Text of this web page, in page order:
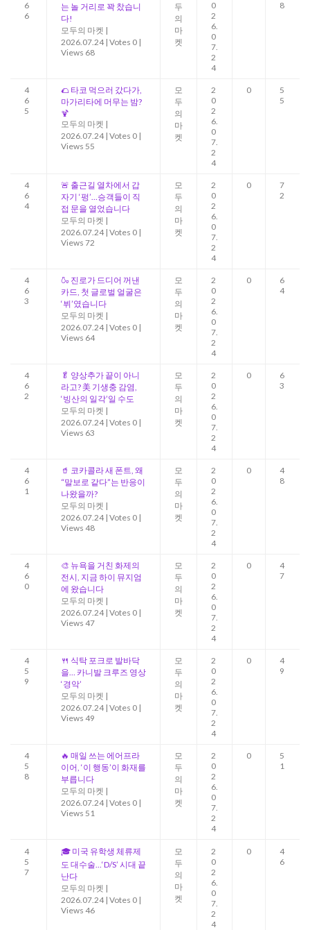
6
6
는 놀 거리로 꽉 찼습니
다!
모두의 마켓 |
2026.07.24 | Votes 0 |
Views 68
두
의
마
켓
0
2
6.
0
7.
2
4
8
4
6
5
🌮 타코 먹으러 갔다가,
마가리타에 머무는 밤?
🍹
모두의 마켓 |
2026.07.24 | Votes 0 |
Views 55
모
두
의
마
켓
2
0
2
6.
0
7.
2
4
0
5
5
4
6
4
🚨 출근길 열차에서 갑
자기 ‘펑’…승객들이 직
접 문을 열었습니다
모두의 마켓 |
2026.07.24 | Votes 0 |
Views 72
모
두
의
마
켓
2
0
2
6.
0
7.
2
4
0
7
2
4
6
3
🍶 진로가 드디어 꺼낸
카드, 첫 글로벌 얼굴은
‘뷔’였습니다
모두의 마켓 |
2026.07.24 | Votes 0 |
Views 64
모
두
의
마
켓
2
0
2
6.
0
7.
2
4
0
6
4
4
6
2
🥬 양상추가 끝이 아니
라고? 美 기생충 감염,
‘빙산의 일각’일 수도
모두의 마켓 |
2026.07.24 | Votes 0 |
Views 63
모
두
의
마
켓
2
0
2
6.
0
7.
2
4
0
6
3
4
6
1
🥤 코카콜라 새 폰트, 왜
“말보로 같다”는 반응이
나왔을까?
모두의 마켓 |
2026.07.24 | Votes 0 |
Views 48
모
두
의
마
켓
2
0
2
6.
0
7.
2
4
0
4
8
4
6
0
🎨 뉴욕을 거친 화제의
전시, 지금 하이 뮤지엄
에 왔습니다
모두의 마켓 |
2026.07.24 | Votes 0 |
Views 47
모
두
의
마
켓
2
0
2
6.
0
7.
2
4
0
4
7
4
5
9
🍴 식탁 포크로 발바닥
을… 카니발 크루즈 영상
‘경악’
모두의 마켓 |
2026.07.24 | Votes 0 |
Views 49
모
두
의
마
켓
2
0
2
6.
0
7.
2
4
0
4
9
4
5
8
🔥 매일 쓰는 에어프라
이어, ‘이 행동’이 화재를
부릅니다
모두의 마켓 |
2026.07.24 | Votes 0 |
Views 51
모
두
의
마
켓
2
0
2
6.
0
7.
2
4
0
5
1
4
5
7
🎓 미국 유학생 체류제
도 대수술…‘D/S’ 시대 끝
난다
모두의 마켓 |
2026.07.24 | Votes 0 |
Views 46
모
두
의
마
켓
2
0
2
6.
0
7.
2
4
0
4
6